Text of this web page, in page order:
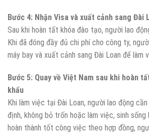
Bước 4: Nhận Visa và xuất cảnh sang Đài
Sau khi hoàn tất khóa đào tạo, người lao
Khi đã đóng đầy đủ chi phí cho công ty,
máy bay và xuất cảnh sang Đài Loan để làm
Bước 5: Quay về Việt Nam sau khi hoàn
khẩu
Khi làm việc tại Đài Loan, người lao động
định, không bỏ trốn hoặc làm việc, sinh sống
hoàn thành tốt công việc theo hợp đồng,